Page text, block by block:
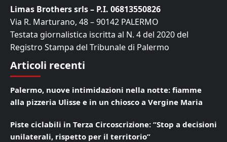
Limas Brothers srls – P.I. 06813550826
Via R. Marturano, 48 – 90142 PALERMO
Testata giornalistica iscritta al N. 4 del 2020 del
Registro Stampa del Tribunale di Palermo
Articoli recenti
Palermo, nuove intimidazioni nella notte: fiamme
alla pizzeria Ulisse e in un chiosco a Vergine Maria
Piste ciclabili in Terza Circoscrizione: “Stop a decisioni
unilaterali, rispetto per il territorio”